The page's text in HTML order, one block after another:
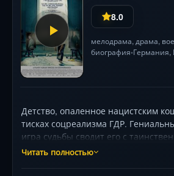
8.0
мелодрама, драма,
биография•Германия,
Детство, опаленное нацистским
тисках соцреализма ГДР.
игра судьбы сводит его с
прошлое её семьи скрывает
Читать полностью